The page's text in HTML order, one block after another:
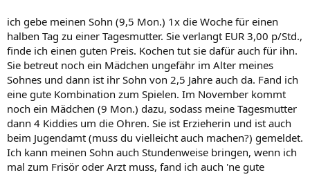
ich gebe meinen Sohn (9,5 Mon.) 1x die Woche für einen
halben Tag zu einer Tagesmutter. Sie verlangt EUR 3,00 p/Std.,
finde ich einen guten Preis. Kochen tut sie dafür auch für ihn.
Sie betreut noch ein Mädchen ungefähr im Alter meines
Sohnes und dann ist ihr Sohn von 2,5 Jahre auch da. Fand ich
eine gute Kombination zum Spielen. Im November kommt
noch ein Mädchen (9 Mon.) dazu, sodass meine Tagesmutter
dann 4 Kiddies um die Ohren. Sie ist Erzieherin und ist auch
beim Jugendamt (muss du vielleicht auch machen?) gemeldet.
Ich kann meinen Sohn auch Stundenweise bringen, wenn ich
mal zum Frisör oder Arzt muss, fand ich auch 'ne gute